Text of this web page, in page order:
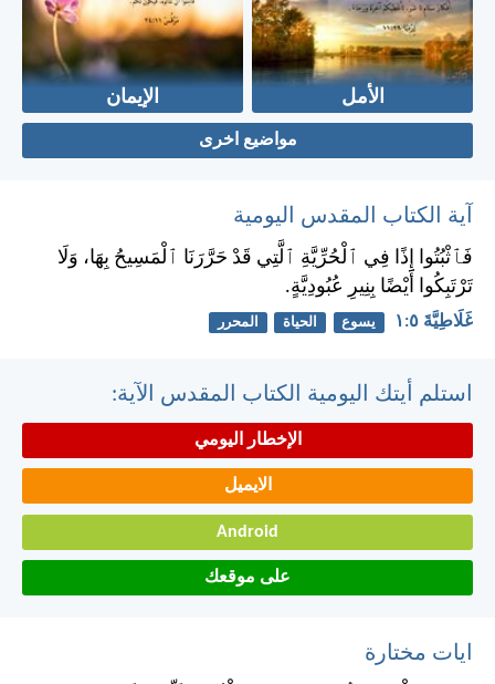
الأمل الإيمان
مواضيع اخرى
آية الكتاب المقدس اليومية
فَٱثْبُتُوا إِذًا فِي ٱلْحُرِّيَّةِ ٱلَّتِي قَدْ حَرَّرَنَا ٱلْمَسِيحُ بِهَا، وَلَا
تَرْتَبِكُوا أَيْضًا بِنِيرِ عُبُودِيَّةٍ.
غَلَاطِيَّةَ ٥:‏١ يسوع الحياة المحرر
استلم أيتك اليومية الكتاب المقدس الآية:
الإخطار اليومي
الايميل
Android
على موقعك
ايات مختارة